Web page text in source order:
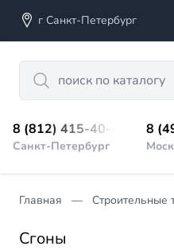
г Санкт-Петербург
Search
8 (812) 415-40-45
Санкт-Петербург
8
Главная Строительные
Сгоны